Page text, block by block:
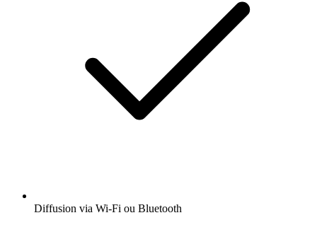
Diffusion via Wi-Fi ou Bluetooth